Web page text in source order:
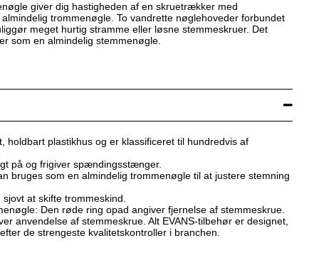
giver dig hastigheden af ​​en skruetrækker med
trommenøgle. To vandrette nøglehoveder forbundet
meget hurtig stramme eller løsne stemmeskruer. Det
som en almindelig stemmenøgle.
holdbart plastikhus og er klassificeret til hundredvis af
på og frigiver spændingsstænger.
bruges som en almindelig trommenøgle til at justere stemning
at skifte trommeskind.
Den røde ring opad angiver fjernelse af stemmeskrue.
anvendelse af stemmeskrue. Alt EVANS-tilbehør er designet,
de strengeste kvalitetskontroller i branchen.